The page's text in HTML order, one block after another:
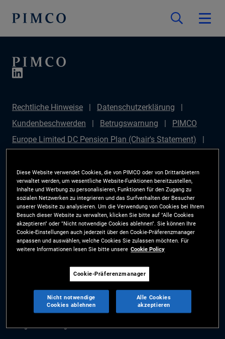
Rechtliche Hinweise
Datenschutzerklärung
Kundenbeschwerden
Betrugswarnung
PIMCO
Europe Limited DC Pension Plan (Chair's Statement)
Investment Principles (SIP))
Sustainable Finance
Disclosures Regulation (SFDR)
PIMCO Europe
Limited DC Pension Plan (Implementation Statement)
PAI Disclosure
Anlegerrechte
Site Map
Cookie-Präferenzmanager
Die Informationen auf dieser Website sind ausschließlich für Schweizer
Staatsbürger bestimmt.
Alle Dokumente und Angaben im Bereich börsengehandelte Fonds dienen
ausschließlich zu Informationszwecken und dürfen nicht als
Anlageberatung verstanden werden. Anleger sollten vor einer
Anlageentscheidung finanziellen Rat einholen.
Diese Website verwendet Cookies, die von PIMCO oder von Drittanbietern
verwaltet werden, um wesentliche Website-Funktionen bereitzustellen,
Inhalte und Werbung zu personalisieren, Funktionen für den Zugang zu
sozialen Netzwerken zu integrieren und das Surfverhalten der Besucher
unserer Website zu analysieren. Um die Verwendung von Cookies bei Ihrem
Besuch dieser Website zu verwalten, klicken Sie bitte auf "Alle Cookies
akzeptieren" oder "Nicht notwendige Cookies ablehnen". Sie können Ihre
Cookie-Einstellungen auch jederzeit über den Cookie-Präferenzmanager
anpassen und auswählen, welche Cookies Sie zulassen möchten. Für
weitere Informationen lesen Sie bitte unsere Cookie Policy
Cookie-Präferenzmanager
Nicht notwendige
Cookies ablehnen
Alle Cookies
akzeptieren